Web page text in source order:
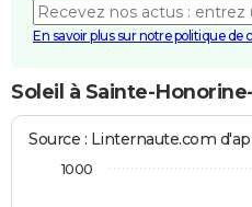
En savoir plus sur notre politique de
Soleil à Sainte-
Source : Linternaute.com
1000